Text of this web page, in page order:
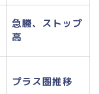
急騰、ストップ
高​
プラス圏推移​